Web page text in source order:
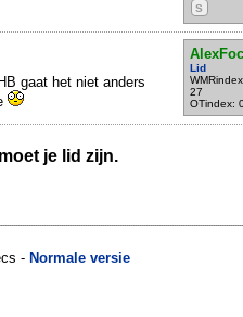
S
Lid
27
OTindex:
gaat het niet anders
je lid zijn.
- Normale versie